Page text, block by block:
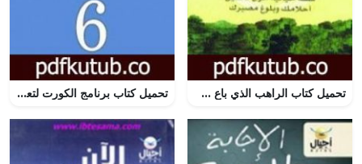
تحميل كتاب الراهب الذي باع سيارته الفيراري PDF تأليف روبين شارما مجانا [كامل] تحميل كتاب برنامج الكورت لتعليم التفكير: الفعل PDF تأليف إدوارد دي بونو مجانا [كامل]